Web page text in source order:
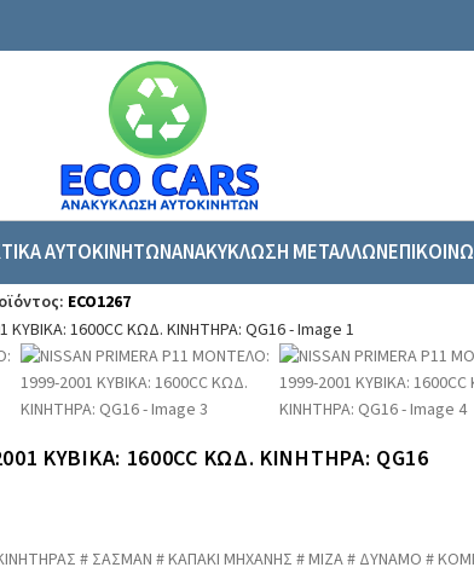
ΑΥΤΟΚΙΝΗΤΩΝΑΝΑΚΥΚΛΩΣΗ ΜΕΤΑΛΛΩΝ
ECO1267
ΚΥΒΙΚΑ: 1600CC ΚΩΔ. ΚΙΝΗΤΗΡΑ: QG16
# ΣΑΣΜΑΝ # ΚΑΠΑΚΙ ΜΗΧΑΝΗΣ # ΜΙΖΑ # ΔΥΝΑΜΟ #